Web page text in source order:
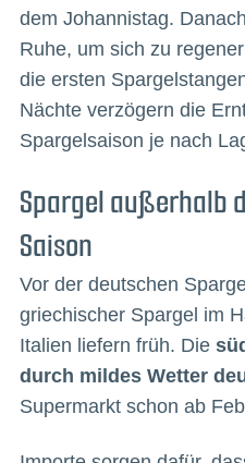
dem Johannistag.
Ruhe, um sich zu
die ersten
Nächte verzögern die
Spargelsaison je nach
Spargel außerhalb
Saison
Vor der deutschen
griechischer Spargel im
Italien liefern früh. Die
durch mildes Wetter
Supermarkt schon ab